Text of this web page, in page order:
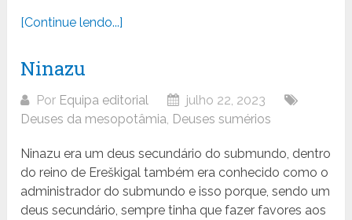
[Continue lendo...]
Ninazu
Por Equipa editorial
julho 22, 2023
Deuses da mesopotâmia, Deuses sumérios
Ninazu era um deus secundário do submundo, dentro
do reino de Ereškigal também era conhecido como o
administrador do submundo e isso porque, sendo um
deus secundário, sempre tinha que fazer favores aos